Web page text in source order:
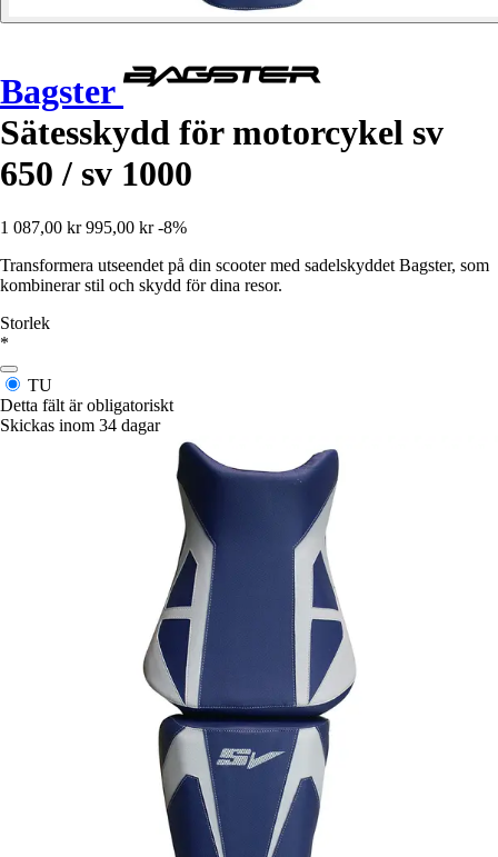
Bagster
Sätesskydd för motorcykel sv
650 / sv 1000
1 087,00 kr 995,00 kr -8%
Transformera utseendet på din scooter med sadelskyddet Bagster, som
kombinerar stil och skydd för dina resor.
Storlek
*
TU
Detta fält är obligatoriskt
Skickas inom 34 dagar